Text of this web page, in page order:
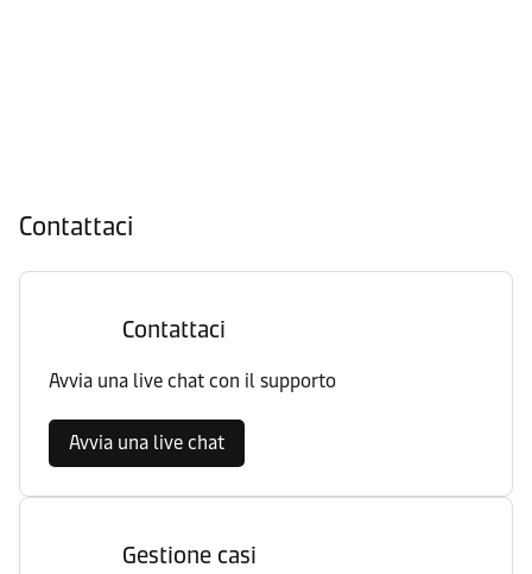
Contattaci
Contattaci
Avvia una live chat con il supporto
Avvia una live chat
Gestione casi